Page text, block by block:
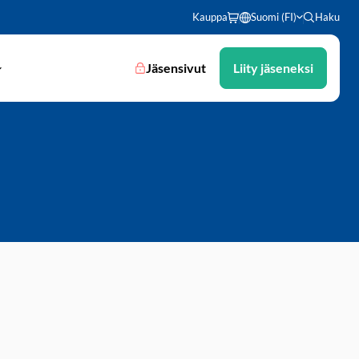
Kauppa Suomi (FI) Haku
Jäsensivut Liity jäseneksi